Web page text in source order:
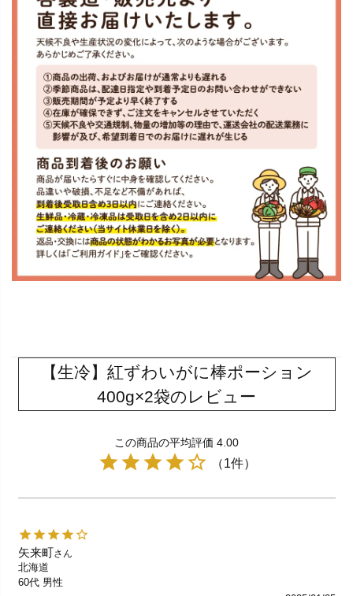
【生冷】紅ずわいがに棒ポーション
400g×2袋のレビュー
この商品の平均評価 4.00
（1件）
矢来町さん
北海道
60代 男性